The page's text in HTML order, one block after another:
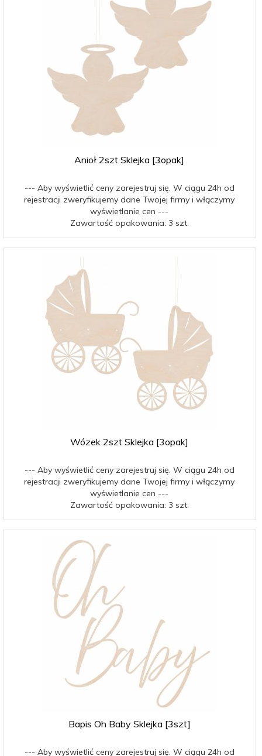
Anioł 2szt Sklejka [3opak]
--- Aby wyświetlić ceny zarejestruj się. W ciągu 24h od
rejestracji zweryfikujemy dane Twojej firmy i włączymy
wyświetlanie cen ---
Zawartość opakowania: 3 szt.
Wózek 2szt Sklejka [3opak]
--- Aby wyświetlić ceny zarejestruj się. W ciągu 24h od
rejestracji zweryfikujemy dane Twojej firmy i włączymy
wyświetlanie cen ---
Zawartość opakowania: 3 szt.
Bapis Oh Baby Sklejka [3szt]
--- Aby wyświetlić ceny zarejestruj się. W ciągu 24h od